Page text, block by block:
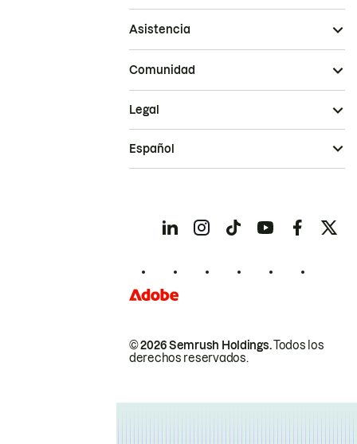
Asistencia
Comunidad
© 2026 Semrush Holdings.Todos los
derechos reservados.
Legal
Español